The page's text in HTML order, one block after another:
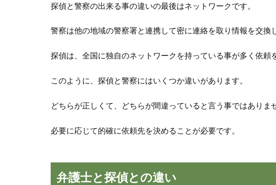
探偵と警察の出来る事の違いの最後はネットワークです。
警察は他の地域の警察署と連携して密に連絡を取り情報を交換
探偵は、全国に独自のネットワークを持っている事が多く依頼
このように、探偵と警察にはいくつか違いがあります。
どちらが正しくて、どちらが間違っていると言う事ではありま
必要に応じて的確に依頼先を決めることが必要です。
弁護士と探偵との違い